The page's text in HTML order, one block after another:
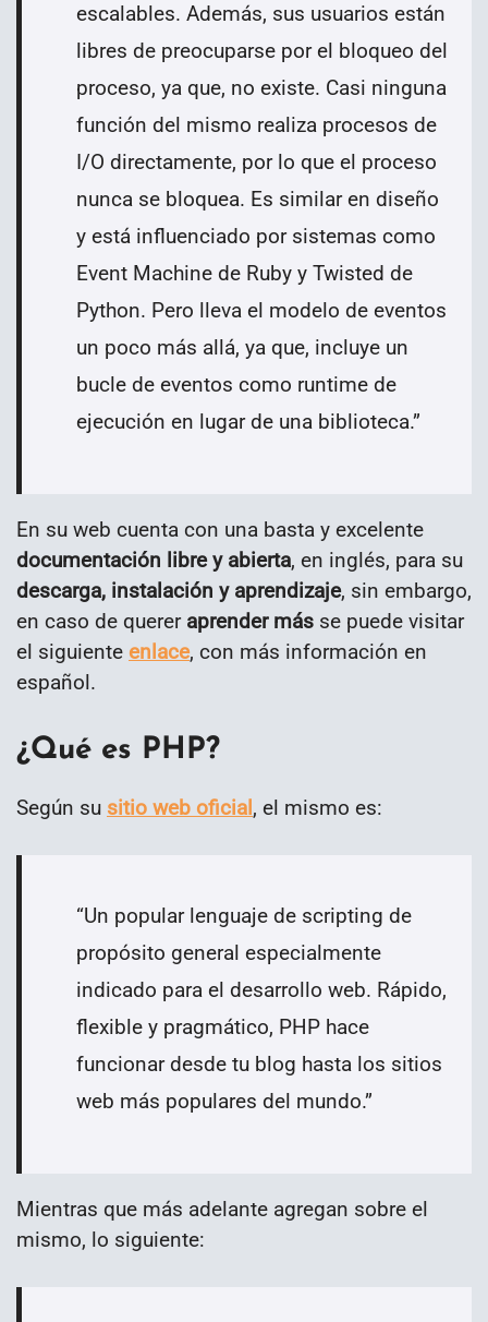
escalables. Además, sus usuarios están
libres de preocuparse por el bloqueo del
proceso, ya que, no existe. Casi ninguna
función del mismo realiza procesos de
I/O directamente, por lo que el proceso
nunca se bloquea. Es similar en diseño
y está influenciado por sistemas como
Event Machine de Ruby y Twisted de
Python. Pero lleva el modelo de eventos
un poco más allá, ya que, incluye un
bucle de eventos como runtime de
ejecución en lugar de una biblioteca.”
En su web cuenta con una basta y excelente
documentación libre y abierta, en inglés, para su
descarga, instalación y aprendizaje, sin embargo,
en caso de querer aprender más se puede visitar
el siguiente enlace, con más información en
español.
¿Qué es PHP?
Según su sitio web oficial, el mismo es:
“Un popular lenguaje de scripting de
propósito general especialmente
indicado para el desarrollo web. Rápido,
flexible y pragmático, PHP hace
funcionar desde tu blog hasta los sitios
web más populares del mundo.”
Mientras que más adelante agregan sobre el
mismo, lo siguiente: